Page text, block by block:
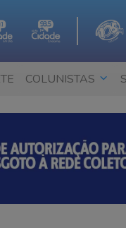
COLUNISTAS